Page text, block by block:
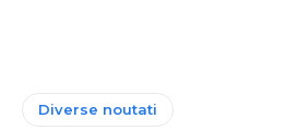
Diverse noutati